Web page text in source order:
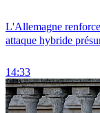
L'Allemagne
attaque hybride
14:33